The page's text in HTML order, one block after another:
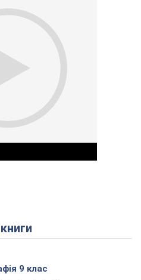
Play Video
9 клас